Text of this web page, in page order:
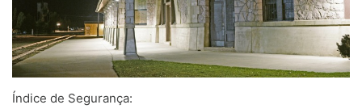
Índice de Segurança: